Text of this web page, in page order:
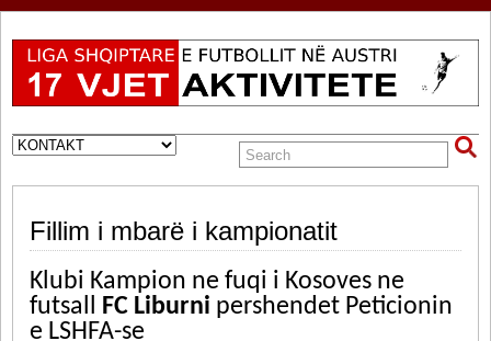
Fillim i mbarë i kampionatit
Klubi Kampion ne fuqi i Kosoves ne
futsall FC Liburni pershendet Peticionin
e LSHFA-se